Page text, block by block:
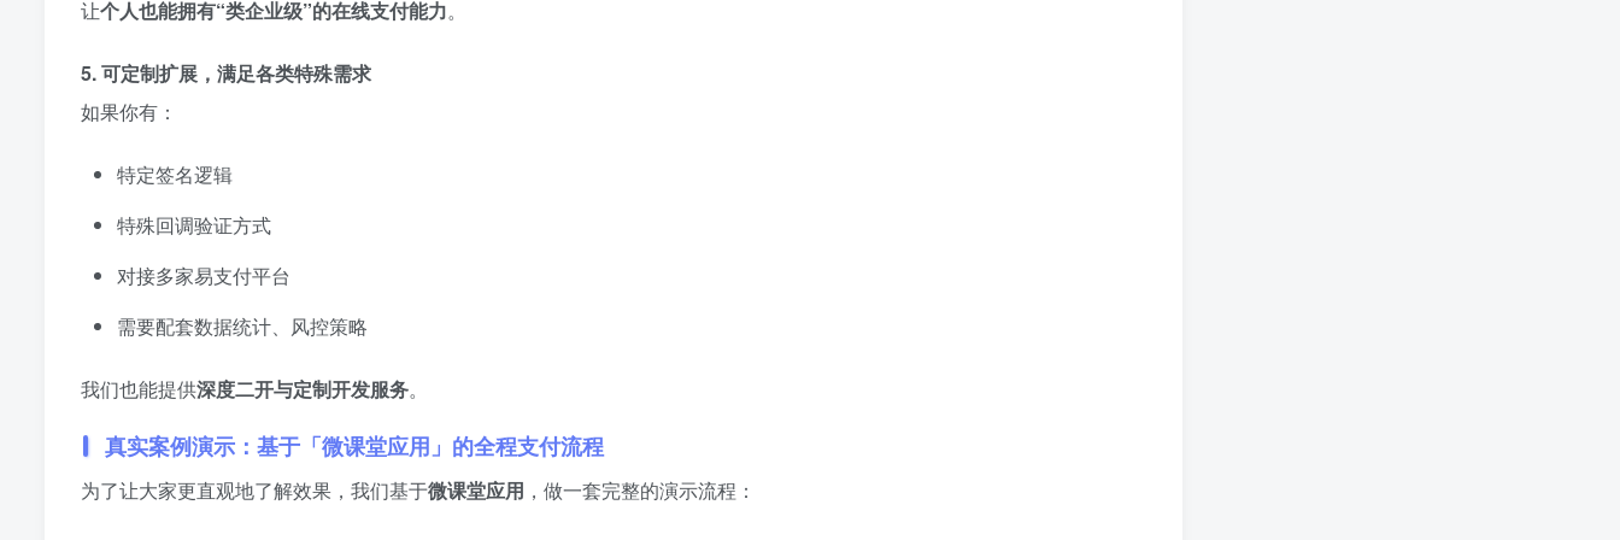
让个人也能拥有“类企业级”的在线支付能力。
5. 可定制扩展，满足各类特殊需求
如果你有：
特定签名逻辑
特殊回调验证方式
对接多家易支付平台
需要配套数据统计、风控策略
我们也能提供深度二开与定制开发服务。
真实案例演示：基于「微课堂应用」的全程支付流程
为了让大家更直观地了解效果，我们基于微课堂应用 ，做一套完整的演示流程：